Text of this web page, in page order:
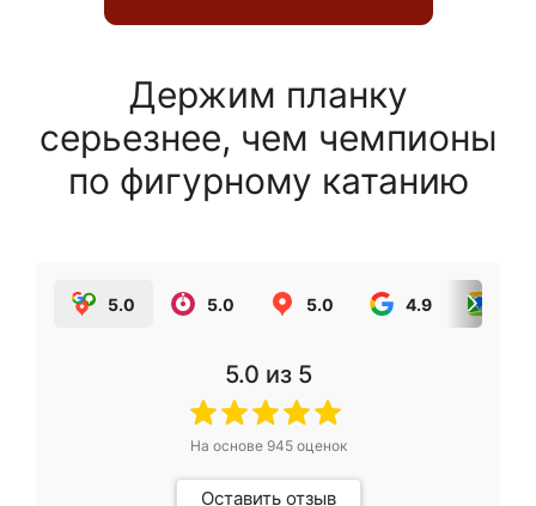
Держим планку
серьезнее, чем чемпионы
по фигурному катанию
5.0 5.0 5.0 4.9
5.0 из 5
На основе 945оценок
Оставить отзыв